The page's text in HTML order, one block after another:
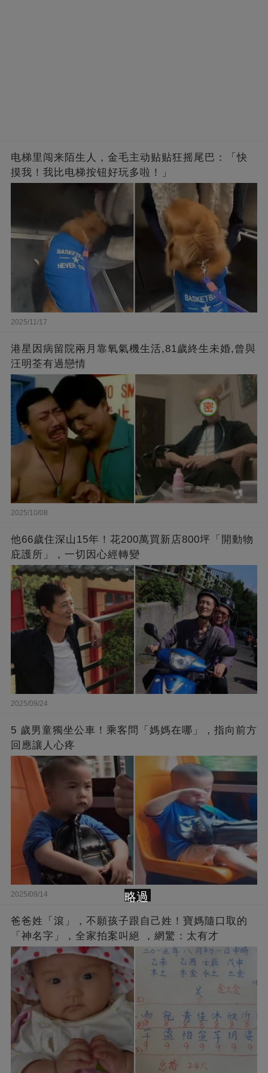
电梯里闯来陌生人，金毛主动贴贴狂摇尾巴：「快
摸我！我比电梯按钮好玩多啦！」
2025/11/17
港星因病留院兩月靠氧氣機生活,81歲終生未婚,曾與
汪明荃有過戀情
2025/10/08
他66歲住深山15年！花200萬買新店800坪「開動物
庇護所」，一切因心經轉變
2025/09/24
5 歲男童獨坐公車！乘客問「媽媽在哪」，指向前方
回應讓人心疼
2025/09/14
爸爸姓「滾」，不願孩子跟自己姓！寶媽隨口取的
「神名字」，全家拍案叫絕 ，網驚：太有才
略過